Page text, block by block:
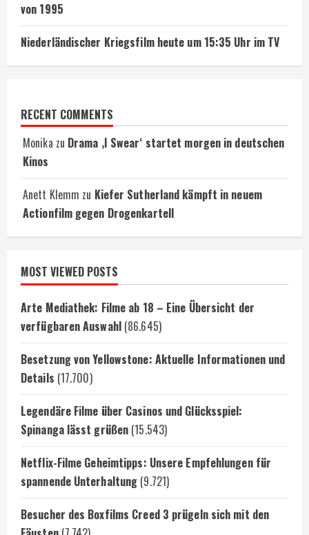
von 1995
Niederländischer Kriegsfilm heute um 15:35 Uhr im TV
RECENT COMMENTS
Monika zu Drama ‚I Swear‘ startet morgen in deutschen
Kinos
Anett Klemm zu Kiefer Sutherland kämpft in neuem
Actionfilm gegen Drogenkartell
MOST VIEWED POSTS
Arte Mediathek: Filme ab 18 – Eine Übersicht der
verfügbaren Auswahl (86.645)
Besetzung von Yellowstone: Aktuelle Informationen und
Details (17.700)
Legendäre Filme über Casinos und Glücksspiel:
Spinanga lässt grüßen (15.543)
Netflix-Filme Geheimtipps: Unsere Empfehlungen für
spannende Unterhaltung (9.721)
Besucher des Boxfilms Creed 3 prügeln sich mit den